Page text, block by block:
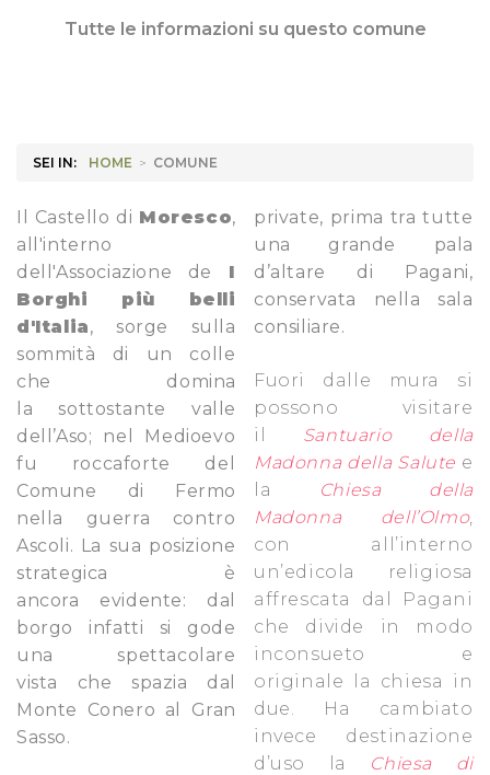
Tutte le informazioni su questo comune
SEI IN: HOME > COMUNE
Il Castello di Moresco,
all'interno
dell'Associazione de I
Borghi più belli
d'Italia, sorge sulla
sommità di un colle
che domina
la sottostante valle
dell’Aso; nel Medioevo
fu roccaforte del
Comune di Fermo
nella guerra contro
Ascoli. La sua posizione
strategica è
ancora evidente: dal
borgo infatti si gode
una spettacolare
vista che spazia dal
Monte Conero al Gran
Sasso.
private, prima tra tutte
una grande pala
d’altare di Pagani,
conservata nella sala
consiliare.
Fuori dalle mura si
possono visitare
il
Santuario della
Madonna della Salute e
la
Chiesa della
Madonna dell’Olmo,
con all’interno
un’edicola religiosa
affrescata dal Pagani
che divide in modo
inconsueto e
originale la chiesa in
due. Ha cambiato
invece destinazione
d’uso la
Chiesa di